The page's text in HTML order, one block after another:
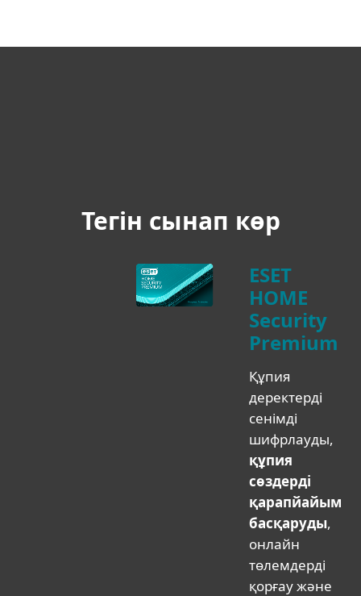
Тегін сынап көр
ESET
HOME
Security
Premium
Құпия
деректерді
сенімді
шифрлауды,
құпия
сөздерді
қарапйайым
басқаруды,
онлайн
төлемдерді
қорғау және